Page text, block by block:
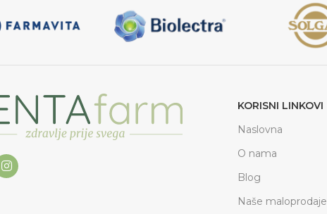
KORISNI LINKOVI
Naslovna
O nama
Blog
Naše maloprodaje